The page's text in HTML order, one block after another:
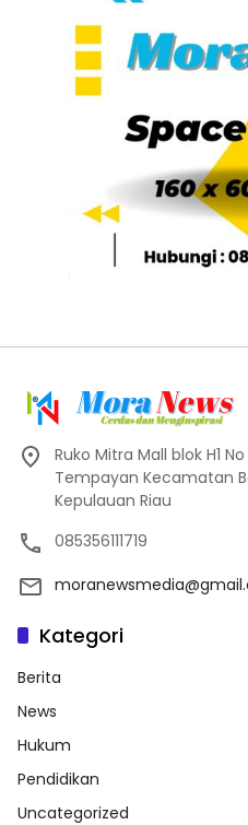
Ruko Mitra Mall blok H1
Tempayan Kecamatan
Kepulauan Riau
085356111719
Kategori
Berita
News
Hukum
Pendidikan
Uncategorized